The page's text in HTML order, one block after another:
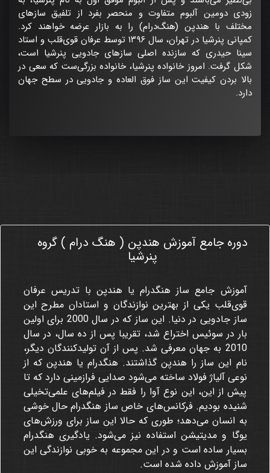
زودی دومین آلبوم متفاوت و منحصر بفرد از تلفیق سازهای
مختلف با هندپن (هنگ‌درام) را به بازار عرضه خواهند کرد.
کمپانی پنرشیا در تهران، سال ۱۳۹۶ توسط عرفان قوی‌قلب و استاد
سینا حیدری که سازنده اصلی سازهای جادویی پنرشیا است،
شکل گرفت. امروز خانواده پنرشیا، خانواده بزرگی‌ست که سعی در
بالا بردن کیفیت این ساز فوق العاده و جادویی در سطح جهان
دارد.
دوره جامع آموزش هندپن ( هنگ درام ) گروه
پنرشیا
آموزش جامع ساز هنگدرام یا هندپن با تدریس عرفان
قوی‌قلب یکی از بهترین نوازندگان و استادان مطرح این
ساز جادویی در دنیا. این ساز که در سال 2000 برای اولین
بار در سوئیس اختراع شد، تقریبا پس از ده سال، در سال
2010 به جهان معرفی شد. پس از آن تولیدکنندگان دیگر،
نام این ساز را هندپن گذاشتند. هنگدرام یا هندپن که از
نوعی آلیاژ فولاد ساخته می‌شود صدایی فرازمینی دارد که تا
پیش از این، این نوع آوا را فقط در فیلم‌های علمی‌تخیلی
شنیده بودیم. فرکانس‌های خاص ساز هنگدرام حال خوشی
به انسان می‌دهد؛ طوری که حالا این ساز برای ورزش‌های
یوگا و مدیتیشن استفاده نیز می‌شود. یادگیری هنگدرام
بسیار ساده است و در این مجموعه به خوبی نوازندگی این
ساز آموزش داده شده است.